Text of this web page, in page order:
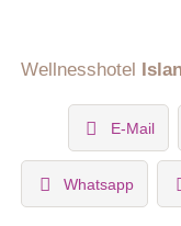
Wellnesshotel
E-Mail
Whatsapp